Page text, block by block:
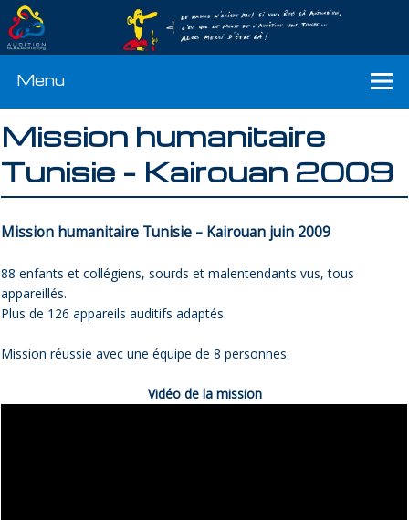
Menu
Mission humanitaire
Tunisie – Kairouan 2009
Mission humanitaire Tunisie – Kairouan juin 2009
88 enfants et collégiens, sourds et malentendants vus, tous
appareillés.
Plus de 126 appareils auditifs adaptés.
Mission réussie avec une équipe de 8 personnes.
Vidéo de la mission